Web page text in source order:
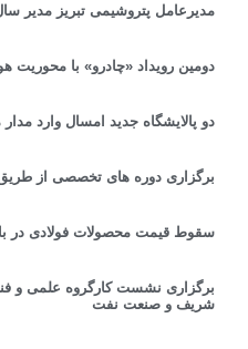
مدیرعامل پتروشیمی تبریز مدیر سال ۱۴۰۴ شد؛ ثبت رکوردهای تاریخی در تولید، صادرات و بهره‌وری
دومین رویداد «چادرو» با
دو پالایشگاه جدید امسال وارد مدار می شود | اعتبار ۱۰
برگزاری دوره های تخصصی از
سقوط قیمت محصولات فولادی در
شریف و صنعت نفت